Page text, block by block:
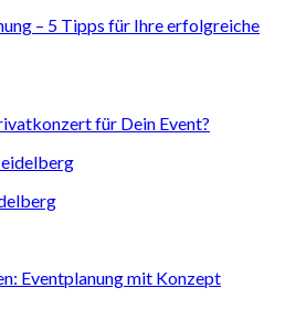
– 5 Tipps für Ihre erfolgreiche
für Dein Event?
Eventplanung mit Konzept